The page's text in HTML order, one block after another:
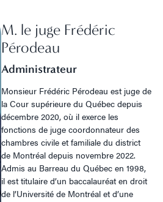
M. le juge Frédéric
Pérodeau
Administrateur
Monsieur Frédéric Pérodeau est juge de
la Cour supérieure du Québec depuis
décembre 2020, où il exerce les
fonctions de juge coordonnateur des
chambres civile et familiale du district
de Montréal depuis novembre 2022.
Admis au Barreau du Québec en 1998,
il est titulaire d’un baccalauréat en droit
de l’Université de Montréal et d’une